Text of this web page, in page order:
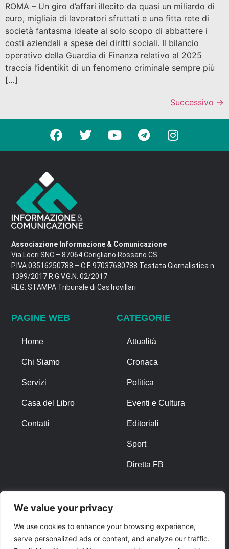
We value your privacy
We use cookies to enhance your browsing experience,
serve personalized ads or content, and analyze our traffic.
ROMA – Un giro d’affari illecito da quasi un miliardo di
euro, migliaia di lavoratori sfruttati e una fitta rete di
società fantasma ideate al solo scopo di abbattere i
costi aziendali a spese dei diritti sociali. Il bilancio
operativo della Guardia di Finanza relativo al 2025
traccia l’identikit di un fenomeno criminale sempre più
[…]
Successivo →
Associazione Informazione & Comunicazione
Via Locri SNC – 87064 Corigliano Rossano CS
P.IVA 03516250788 – C.F. 97037680788 Testata Giornalistica n.
1399/2017 R.G.V.G.N. 02/2017
REG. STAMPA Tribunale di Castrovillari
PAGINE WEB
Home
Chi Siamo
Servizi
Casa del Libro
Contatti
CATEGORIE
Attualità
Cronaca
Politica
Eventi e Cultura
Editoriali
Sport
Diretta FB
Privacy Policy